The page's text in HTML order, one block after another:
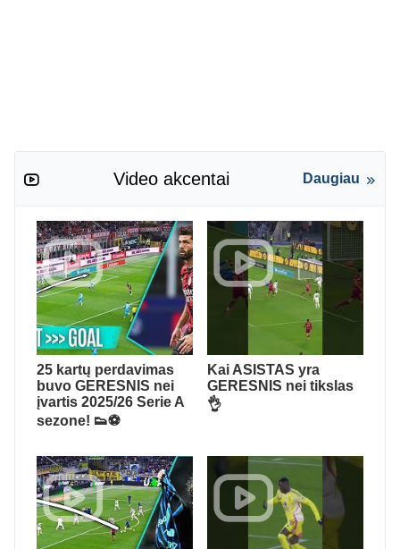
Video akcentai Daugiau
25 kartų perdavimas
buvo GERESNIS nei
įvartis 2025/26 Serie A
sezone! 👟⚽
Kai ASISTAS yra
GERESNIS nei tikslas
👌